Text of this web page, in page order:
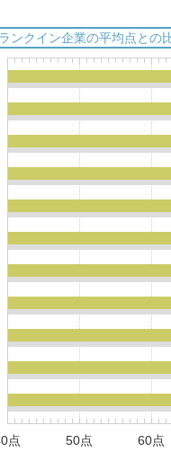
ランクイン企業の平均点との
点 50点 60点